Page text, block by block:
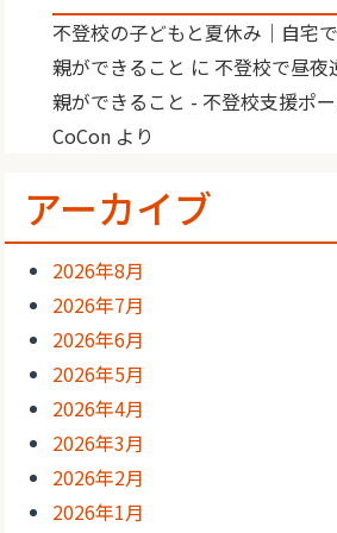
不登校の子どもと夏休み｜自宅
親ができること に 不登校で昼夜
親ができること - 不登校支援ポ
CoCon より
アーカイブ
2026年8月
2026年7月
2026年6月
2026年5月
2026年4月
2026年3月
2026年2月
2026年1月